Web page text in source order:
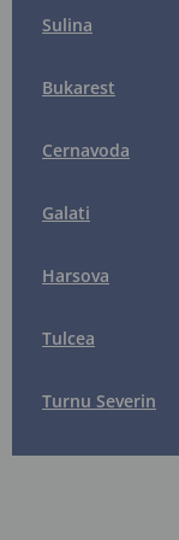
Sulina
Bukarest
Cernavoda
Galati
Harsova
Tulcea
Turnu Severin